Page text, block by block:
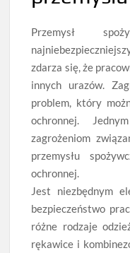
Przemysł
zdarza się, że
innych urazów.
problem, który
ochronnej.
zagrożeniom
przemysłu
ochronnej.
Jest niezbędnym
bezpieczeństwo
różne rodzaje
rękawice i